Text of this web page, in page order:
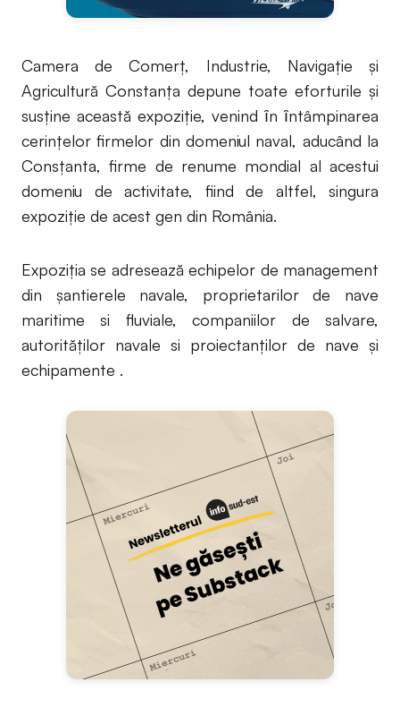
Camera de Comerț, Industrie, Navigație şi
Agricultură Constanța depune toate eforturile şi
susține această expoziție, venind ȋn ȋntâmpinarea
cerințelor firmelor din domeniul naval, aducând la
Consțanta, firme de renume mondial al acestui
domeniu de activitate, fiind de altfel, singura
expoziție de acest gen din România.
Expoziția se adresează echipelor de management
din şantierele navale, proprietarilor de nave
maritime si fluviale, companiilor de salvare,
autorităților navale si proiectanților de nave şi
echipamente .